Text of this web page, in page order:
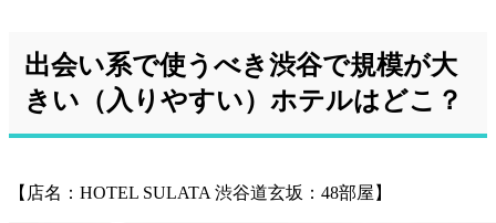
出会い系で使うべき渋谷で規模が大
きい（入りやすい）ホテルはどこ？
【店名：HOTEL SULATA 渋谷道玄坂：48部屋】